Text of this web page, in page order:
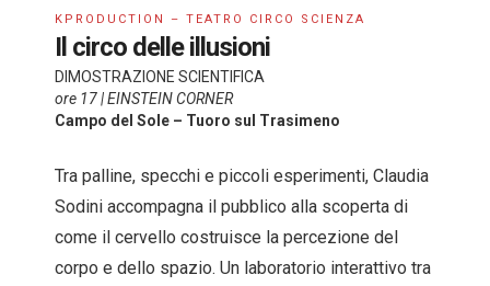
KPRODUCTION – TEATRO CIRCO SCIENZA
Il circo delle illusioni
DIMOSTRAZIONE SCIENTIFICA
ore 17 | EINSTEIN CORNER
Campo del Sole – Tuoro sul Trasimeno
Tra palline, specchi e piccoli esperimenti, Claudia
Sodini accompagna il pubblico alla scoperta di
come il cervello costruisce la percezione del
corpo e dello spazio. Un laboratorio interattivo tra